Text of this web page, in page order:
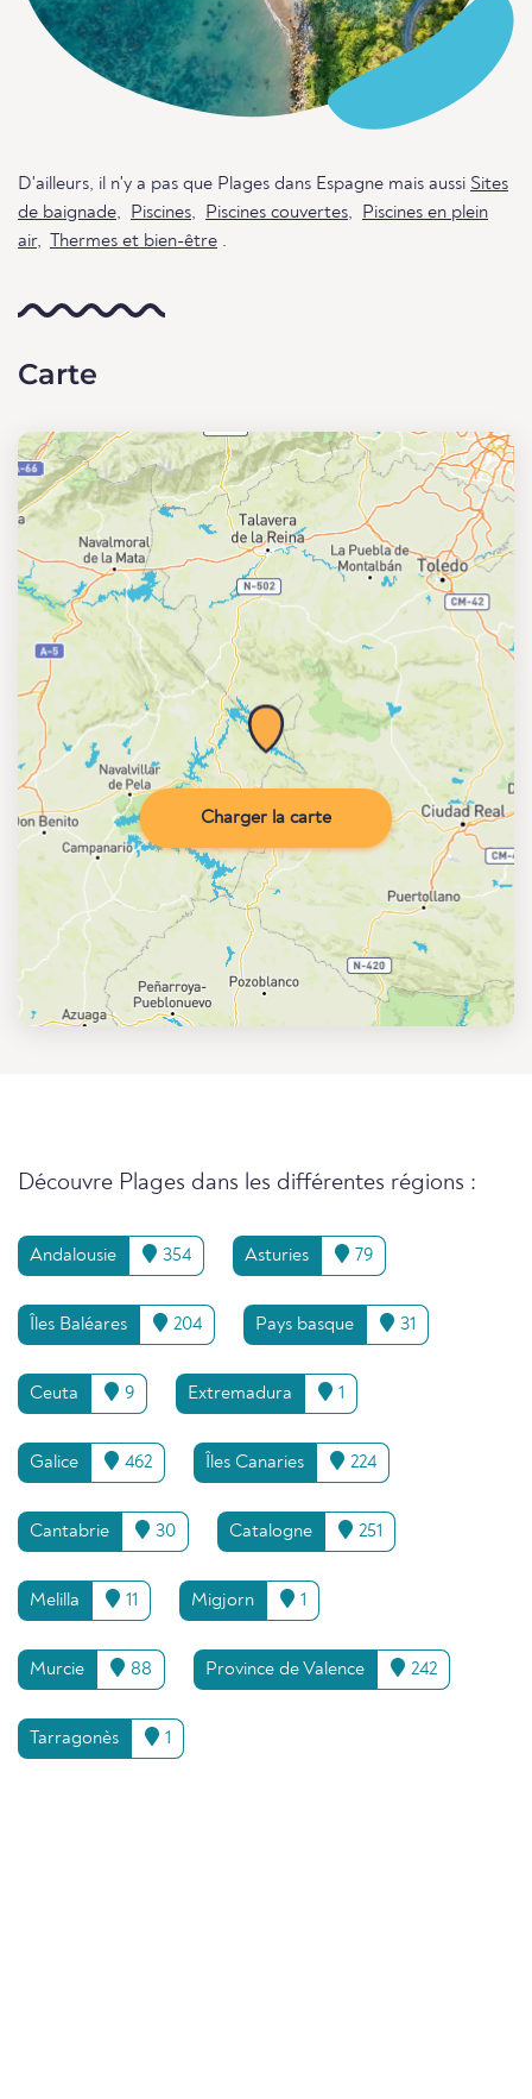
D'ailleurs, il n'y a pas que Plages dans Espagne mais aussi Sites
de baignade, Piscines, Piscines couvertes,
Piscines en plein
air, Thermes et bien-être .
Carte
Charger la carte
Découvre Plages dans les différentes régions :
Andalousie 354 Asturies 79
Îles Baléares 204 Pays basque 31
Ceuta 9 Extremadura 1
Galice 462 Îles Canaries 224
Cantabrie 30 Catalogne 251
Melilla 11 Migjorn 1
Murcie 88 Province de Valence 242
Tarragonès 1